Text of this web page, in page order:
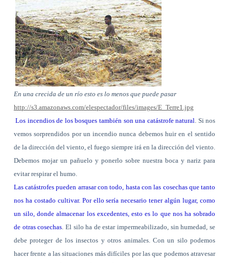
En una crecida de un río esto es lo menos que puede pasar
http://s3.amazonaws.com/elespectador/files/images/E_Terre1.jpg
Los incendios de los bosques también son una catástrofe natural. Si nos
vemos sorprendidos por un incendio nunca debemos huir en el sentido
de la dirección del viento, el fuego siempre irá en la dirección del viento.
Debemos mojar un pañuelo y ponerlo sobre nuestra boca y nariz para
evitar respirar el humo.
Las catástrofes pueden arrasar con todo, hasta con las cosechas que tanto
nos ha costado cultivar. Por ello sería necesario tener algún lugar, como
un silo, donde almacenar los excedentes, esto es lo que nos ha sobrado
de otras cosechas. El silo ha de estar impermeabilizado, sin humedad, se
debe proteger de los insectos y otros animales. Con un silo podemos
hacer frente a las situaciones más difíciles por las que podemos atravesar